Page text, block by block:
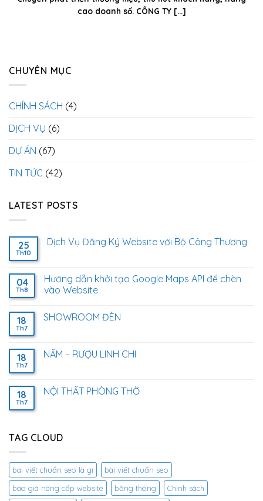
cao doanh số. CÔNG TY [...]
CHUYÊN MỤC
CHÍNH SÁCH (4)
DỊCH VỤ (6)
DỰ ÁN (67)
TIN TỨC (42)
LATEST POSTS
25
Th10
Dịch Vụ Đăng Ký Website với Bộ Công Thương
04
Th8
Hướng dẫn khởi tạo Google Maps API để chèn
vào Website
18
Th7
SHOWROOM ĐÈN
18
Th7
NẤM – RƯỢU LINH CHI
18
Th7
NỘI THẤT PHÒNG THỜ
TAG CLOUD
bai viết chuẩn seo là gì
bài viết chuẩn seo
báo giá nâng cấp website
băng thông
Chính sách